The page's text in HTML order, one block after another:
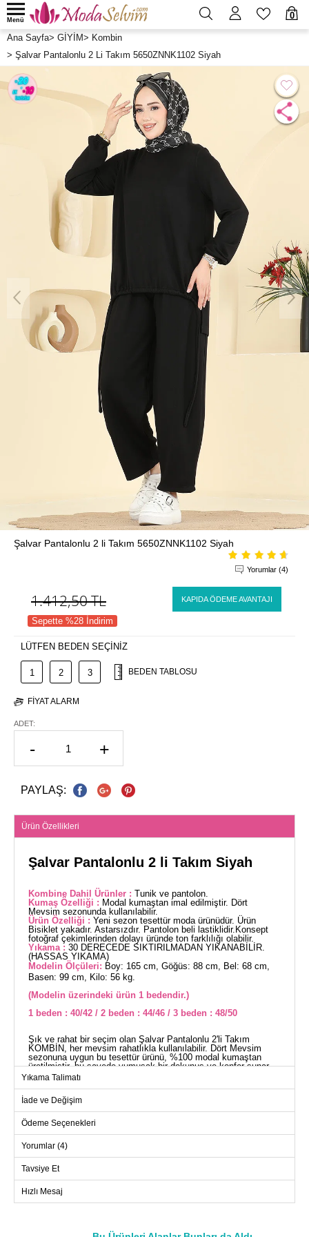
0
Menü
Ana Sayfa> GİYİM> Kombin
> Şalvar Pantalonlu 2 Li Takım 5650ZNNK1102 Siyah
Şalvar Pantalonlu 2 li Takım 5650ZNNK1102 Siyah
Yorumlar (4)
1.412,50TL KAPIDA ÖDEME AVANTAJI
Sepette %28 İndirim
LÜTFEN BEDEN SEÇİNİZ
1 2 3 BEDEN TABLOSU
FIYAT ALARM
ADET:
- +
PAYLAŞ:
Ürün Özellikleri
Şalvar Pantalonlu 2 li Takım Siyah
Kombine Dahil Ürünler : Tunik ve pantolon.
Kumaş Özelliği : Modal kumaştan imal edilmiştir. Dört
Mevsim sezonunda kullanılabilir.
Ürün Özelliği : Yeni sezon tesettür moda ürünüdür. Ürün
Bisiklet yakadır. Astarsızdır. Pantolon beli lastiklidir.Konsept
fotoğraf çekimlerinden dolayı üründe ton farklılığı olabilir.
Yıkama : 30 DERECEDE SIKTIRILMADAN YIKANABİLİR.
(HASSAS YIKAMA)
Modelin Ölçüleri: Boy: 165 cm, Göğüs: 88 cm, Bel: 68 cm,
Basen: 99 cm, Kilo: 56 kg.
(Modelin üzerindeki ürün 1 bedendir.)
1 beden : 40/42 / 2 beden : 44/46 / 3 beden : 48/50
Şık ve rahat bir seçim olan Şalvar Pantalonlu 2'li Takım
KOMBİN, her mevsim rahatlıkla kullanılabilir. Dört Mevsim
sezonuna uygun bu tesettür ürünü, %100 modal kumaştan
üretilmiştir, bu sayede yumuşak bir dokunuş ve konfor sunar.
Hassas yıkama programında 30 derecede yıkanabilen bu
kullanım sağlar. Bisiklet yaka tasarımı ile modern bir görünüş
kazanan takım, astarsız yapıya sahiptir. Dinamik ve stil sahibi
bayanlar için ideal bir tercih!
Beden
Göğüs
Boy
Yıkama Talimatı
İade ve Değişim
Ödeme Seçenekleri
Yorumlar (4)
Tavsiye Et
Hızlı Mesaj